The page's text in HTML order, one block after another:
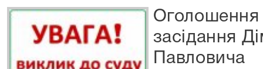
Оголошення
засідання
Павловича